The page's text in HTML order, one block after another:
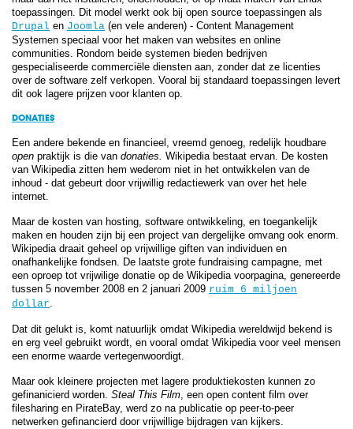
toepassingen. Dit model werkt ook bij open source toepassingen als
Drupal en Joomla (en vele anderen) - Content Management
Systemen speciaal voor het maken van websites en online
communities. Rondom beide systemen bieden bedrijven
gespecialiseerde commerciële diensten aan, zonder dat ze licenties
over de software zelf verkopen. Vooral bij standaard toepassingen levert
dit ook lagere prijzen voor klanten op.
DONATIES
Een andere bekende en financieel, vreemd genoeg, redelijk houdbare
open praktijk is die van donaties. Wikipedia bestaat ervan. De kosten
van Wikipedia zitten hem wederom niet in het ontwikkelen van de
inhoud - dat gebeurt door vrijwillig redactiewerk van over het hele
internet.
Maar de kosten van hosting, software ontwikkeling, en toegankelijk
maken en houden zijn bij een project van dergelijke omvang ook enorm.
Wikipedia draait geheel op vrijwillige giften van individuen en
onafhankelijke fondsen. De laatste grote fundraising campagne, met
een oproep tot vrijwilige donatie op de Wikipedia voorpagina, genereerde
tussen 5 november 2008 en 2 januari 2009 ruim 6 miljoen
dollar.
Dat dit gelukt is, komt natuurlijk omdat Wikipedia wereldwijd bekend is
en erg veel gebruikt wordt, en vooral omdat Wikipedia voor veel mensen
een enorme waarde vertegenwoordigt.
Maar ook kleinere projecten met lagere produktiekosten kunnen zo
gefinanicierd worden. Steal This Film, een open content film over
filesharing en PirateBay, werd zo na publicatie op peer-to-peer
netwerken gefinancierd door vrijwillige bijdragen van kijkers.